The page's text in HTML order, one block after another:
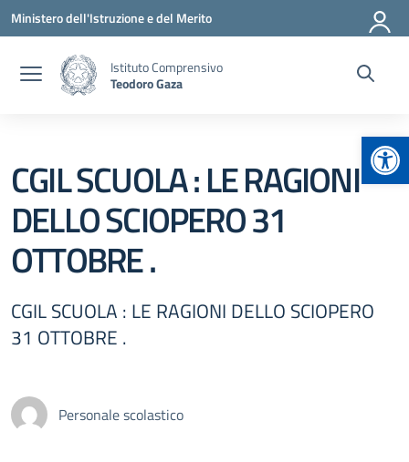
Vai ai contenuti
Vai al menu di navigazione
Vai al footer
Ministero dell'Istruzione e del Merito
Istituto Comprensivo
Teodoro Gaza
CGIL SCUOLA : LE RAGIONI
DELLO SCIOPERO 31
OTTOBRE .
CGIL SCUOLA : LE RAGIONI DELLO SCIOPERO
31 OTTOBRE .
Personale scolastico